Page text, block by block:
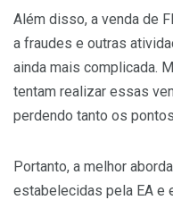
Além disso, a venda de
a fraudes e outras
ainda mais complicada.
tentam realizar essas
perdendo tanto os
Portanto, a melhor
estabelecidas pela EA e